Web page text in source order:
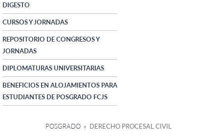
DIGESTO
CURSOS Y JORNADAS
REPOSITORIO DE CONGRESOS Y
JORNADAS
DIPLOMATURAS UNIVERSITARIAS
BENEFICIOS EN ALOJAMIENTOS PARA
ESTUDIANTES DE POSGRADO FCJS
POSGRADO » DERECHO PROCESAL CIVIL